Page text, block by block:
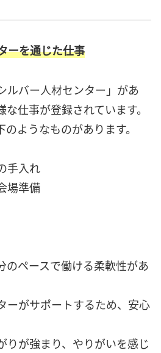
ーを通じた仕事
ルバー人材センター」があ
仕事が登録されています。
ようなものがあります。
手入れ
場準備
のペースで働ける柔軟性があ
ーがサポートするため、安心
りが強まり、やりがいを感じ